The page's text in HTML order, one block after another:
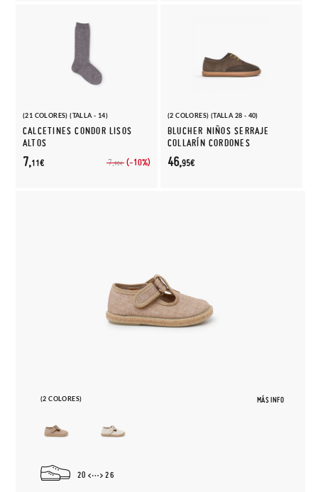
(21 COLORES) (TALLA - 14)
CALCETINES CONDOR LISOS
ALTOS
7,90€ (-10%)
7,11€
(2 COLORES) (TALLA 28 - 40)
BLUCHER NIÑOS SERRAJE
COLLARÍN CORDONES
46,95€
(2 COLORES) MÁS INFO
20 26